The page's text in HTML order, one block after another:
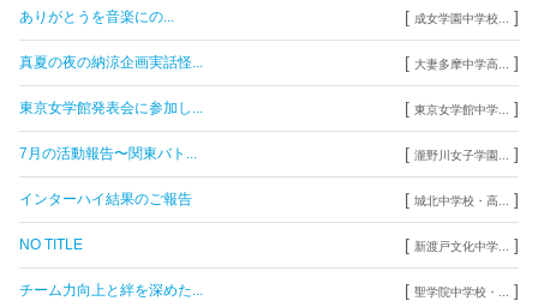
ありがとうを音楽にの... [ 成女学園中学校... ]
真夏の夜の納涼企画実話怪... [ 大妻多摩中学高... ]
東京女学館発表会に参加し... [ 東京女学館中学... ]
7月の活動報告〜関東バト... [ 瀧野川女子学園... ]
インターハイ結果のご報告 [ 城北中学校・高... ]
NO TITLE [ 新渡戸文化中学... ]
チーム力向上と絆を深めた... [ 聖学院中学校・... ]